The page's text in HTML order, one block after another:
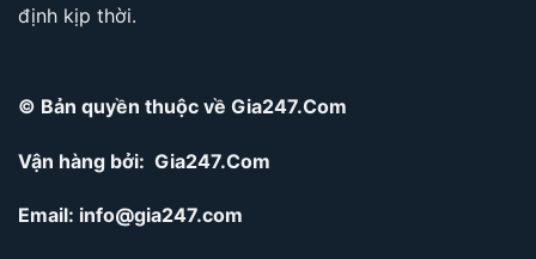
định kịp thời.
© Bản quyền thuộc về Gia247.Com
Vận hàng bởi: Gia247.Com
Email: info@gia247.com